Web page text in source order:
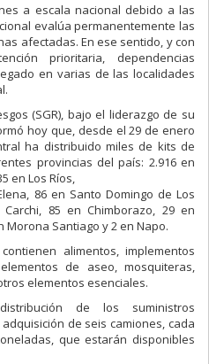
a escala nacional debido a las
evalúa permanentemente las
afectadas. En ese sentido, y con
prioritaria, dependencias
en varias de las localidades
(SGR), bajo el liderazgo de su
hoy que, desde el 29 de enero
ha distribuido miles de kits de
provincias del país: 2.916 en
en Los Ríos,
86 en Santo Domingo de Los
85 en Chimborazo, 29 en
Morona Santiago y 2 en Napo.
alimentos, implementos
de aseo, mosquiteras,
elementos esenciales.
de los suministros
de seis camiones, cada
que estarán disponibles